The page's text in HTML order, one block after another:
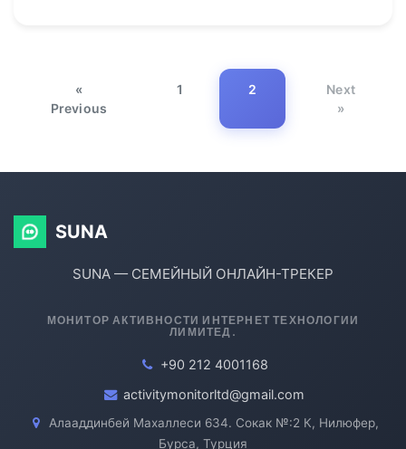
«
Previous
1 2
Next
»
SUNA
SUNA — СЕМЕЙНЫЙ ОНЛАЙН-ТРЕКЕР
МОНИТОР АКТИВНОСТИ ИНТЕРНЕТ ТЕХНОЛОГИИ
ЛИМИТЕД.
+90 212 4001168
activitymonitorltd@gmail.com
Алааддинбей Махаллеси 634. Сокак №:2 К, Нилюфер,
Бурса, Турция